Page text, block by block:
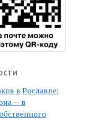
в Рославле:
— в